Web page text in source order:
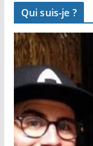
Qui suis-je ?